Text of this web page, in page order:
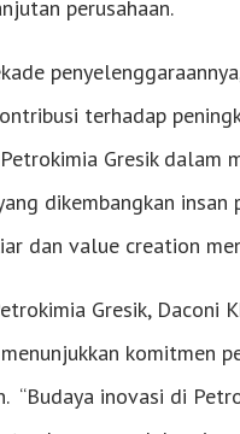
perusahaan.
terhadap
Gresik dalam
dikembangkan
dan value creation
Gresik, Daconi
komitmen
“Budaya inovasi di